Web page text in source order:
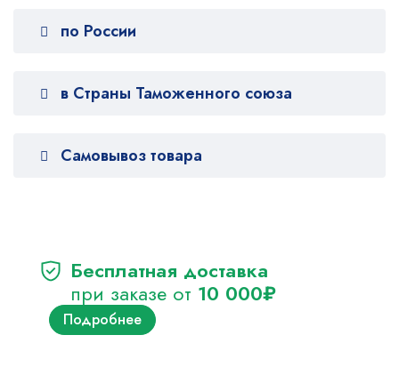
по России
в Страны Таможенного союза
Самовывоз товара
Бесплатная доставка
при заказе от 10 000₽
Подробнее